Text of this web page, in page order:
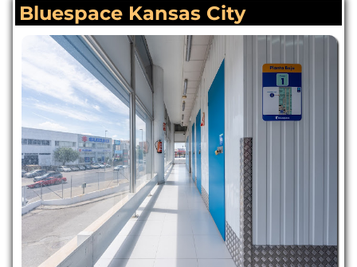
Bluespace Kansas City